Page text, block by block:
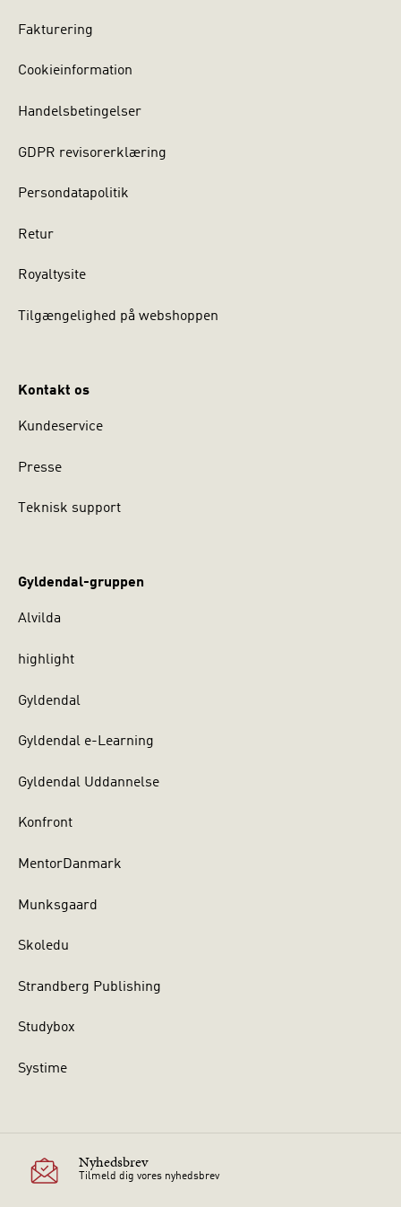
Fakturering
Cookieinformation
Handelsbetingelser
GDPR revisorerklæring
Persondatapolitik
Retur
Royaltysite
Tilgængelighed på webshoppen
Kontakt os
Kundeservice
Presse
Teknisk support
Gyldendal-gruppen
Alvilda
highlight
Gyldendal
Gyldendal e-Learning
Gyldendal Uddannelse
Konfront
MentorDanmark
Munksgaard
Skoledu
Strandberg Publishing
Studybox
Systime
Nyhedsbrev
Tilmeld dig vores nyhedsbrev